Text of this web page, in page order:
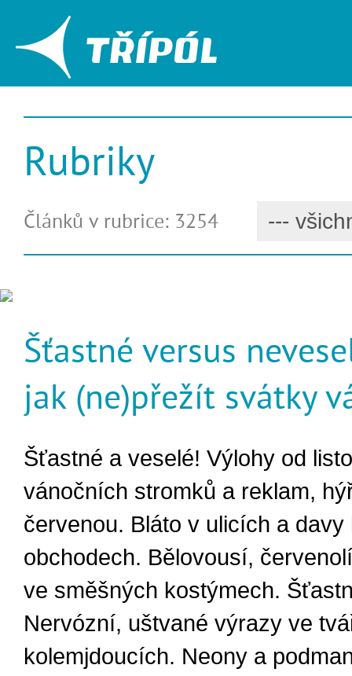
Rubriky
Článků v rubrice: 3254
Šťastné versus
jak (ne)přežít svátky
Šťastné a veselé! Výlohy od
vánočních stromků a reklam,
červenou. Bláto v ulicích a davy
obchodech. Bělovousí,
ve směšných kostýmech.
Nervózní, uštvané výrazy ve
kolemjdoucích. Neony a